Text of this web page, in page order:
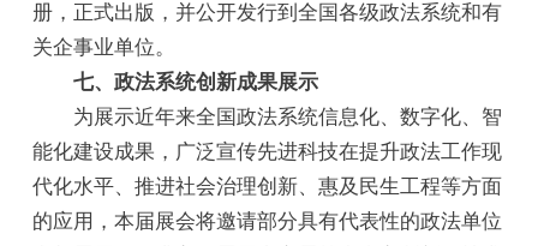
册，正式出版，并公开发行到全国各级政法系统和有
关企事业单位。
七、政法系统创新成果展示
为展示近年来全国政法系统信息化、数字化、智
能化建设成果，广泛宣传先进科技在提升政法工作现
代化水平、推进社会治理创新、惠及民生工程等方面
的应用，本届展会将邀请部分具有代表性的政法单位